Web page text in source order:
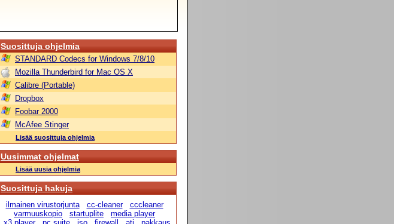
Suosittuja ohjelmia
STANDARD Codecs for Windows 7/8/10
Mozilla Thunderbird for Mac OS X
Calibre (Portable)
Dropbox
Foobar 2000
McAfee Stinger
Lisää suosittuja ohjelmia
Uusimmat ohjelmat
Lisää uusia ohjelmia
Suosittuja hakuja
ilmainen virustorjunta cc-cleaner
cccleaner
varmuuskopio
startuplite
media player